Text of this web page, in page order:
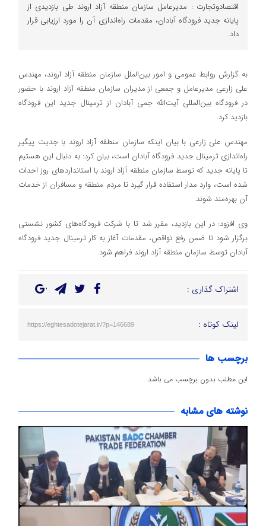
اقتصادوتجارت : مدیرعامل سازمان منطقه آزاد اروند طی بازدیدی از
پایانه جدید فرودگاه آبادان، مقدمات راه‌اندازی آن را مورد ارزیابی قرار
داد.
به گزارش روابط عمومی و امور بین‌الملل سازمان منطقه آزاد اروند، مهندس
علی زارعی مدیرعامل و جمعی از مدیران سازمان منطقه آزاد اروند با حضور
در فرودگاه بین‌المللی آیت‌الله جمی آبادان از ترمینال جدید این فرودگاه
بازدید کرد.
مهندس علی زارعی با بیان اینکه سازمان منطقه آزاد اروند با جدیت پیگیر
راه‌اندازی ترمینال جدید فرودگاه آبادان است، بیان کرد: به دنبال این هستیم
تا پایانه جدید که توسط سازمان منطقه آزاد اروند با استانداردهای روز احداث
شده است، وارد مدار استفاده قرار گیرد تا مردم منطقه و مسافران از خدمات
آن بهره‌مند شوند.
وی افزود: در این بازدید، مقرر شد تا با شرکت فرودگاه‌های کشور نشستی
برگزار شود تا ضمن رفع نواقص، مقدمات آغاز به کار ترمینال جدید فرودگاه
آبادان توسط سازمان منطقه آزاد اروند فراهم شود.
اشتراک گذاری :
لینک کوتاه : https://eghtesadotejarat.ir/?p=146689
برچسب ها
این مطلب بدون برچسب می باشد.
نوشته های مشابه